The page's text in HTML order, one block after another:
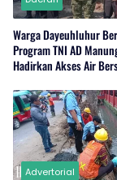
Warga Dayeuhluhur
Program TNI AD
Hadirkan Akses Air
Advertorial